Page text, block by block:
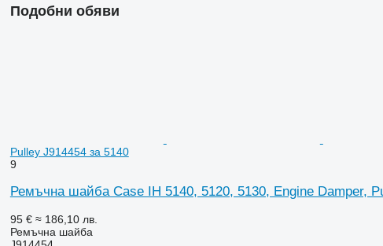
Подобни обяви
Pulley J914454 за 5140
9
Ремъчна шайба Case IH 5140, 5120, 5130, Engine Damper,
95 € ≈ 186,10 лв.
Ремъчна шайба